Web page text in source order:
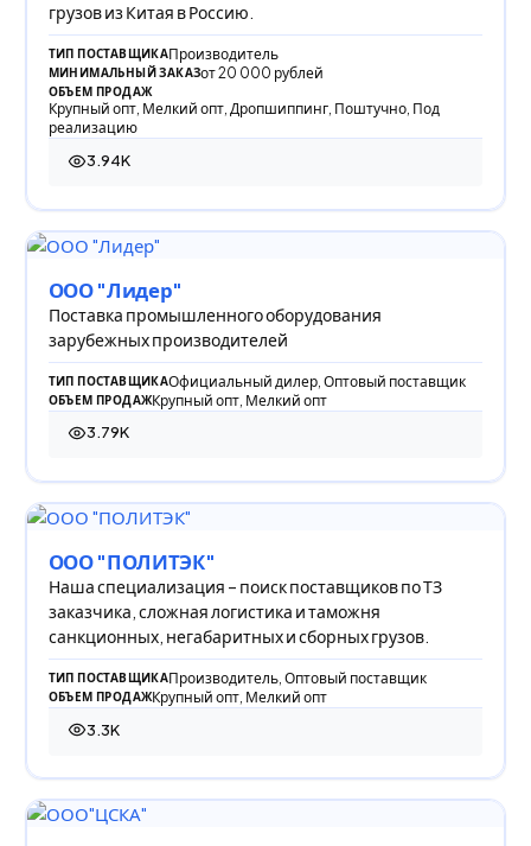
грузов из Китая в Россию.
ТИП ПОСТАВЩИКАПроизводитель
МИНИМАЛЬНЫЙ ЗАКАЗот 20 000 рублей
ОБЪЕМ ПРОДАЖ
Крупный опт, Мелкий опт, Дропшиппинг, Поштучно, Под
реализацию
3.94K
3 941 просмотр
ООО "Лидер"
Поставка промышленного оборудования
зарубежных производителей
ТИП ПОСТАВЩИКАОфициальный дилер, Оптовый поставщик
ОБЪЕМ ПРОДАЖКрупный опт, Мелкий опт
3.79K
3 792 просмотра
ООО "ПОЛИТЭК"
Наша специализация – поиск поставщиков по ТЗ
заказчика, сложная логистика и таможня
санкционных, негабаритных и сборных грузов.
ТИП ПОСТАВЩИКАПроизводитель, Оптовый поставщик
ОБЪЕМ ПРОДАЖКрупный опт, Мелкий опт
3.3K
3 303 просмотра